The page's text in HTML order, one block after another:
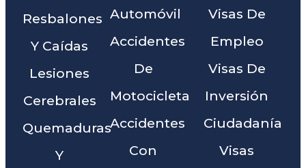
Resbalones
Y Caídas
Lesiones
Cerebrales
Quemaduras
Y
Automóvil
Accidentes
De
Motocicleta
Accidentes
Con
Visas De
Empleo
Visas De
Inversión
Ciudadanía
Visas